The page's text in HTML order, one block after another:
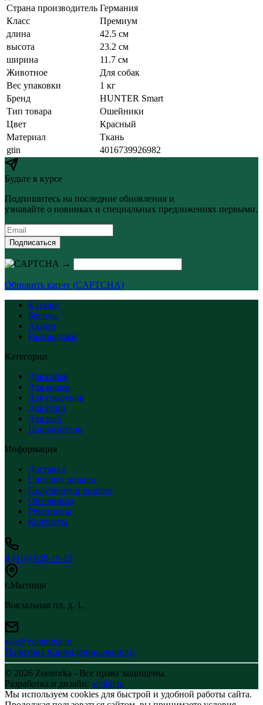
Страна производитель Германия
Класс
Премиум
длина
42.5 см
высота
23.2 см
ширина
11.7 см
Животное
Для собак
Вес упаковки
1 кг
Бренд
HUNTER Smart
Тип товара
Ошейники
Цвет
Красный
Материал
Ткань
gtin
4016739926982
Будьте в курсе
Подпишитесь на последние обновления и
узнавайте о новинках и специальных предложениях первыми.
Подписаться
→
Обновить капчу (CAPTCHA)
Каталог
Бренды
Акции
Распродажи
Категории
Для собак
Для кошек
Для грызунов
Для птиц
Для рыб
Наполнители
Информация
Доставка
Способы оплаты
Получение и возврат
Оптовикам
Реквизиты
Контакты
8 (916) 028-19-19
г.Мытищи
Вокзальная пл, д. 1,
sale@zoonorka.ru
Политика Конфиденциальности
© 2026 Zoonorka - Все права защищены.
Разработка и дизайн: welldi.ru
Мы используем cookies для быстрой и удобной работы сайта.